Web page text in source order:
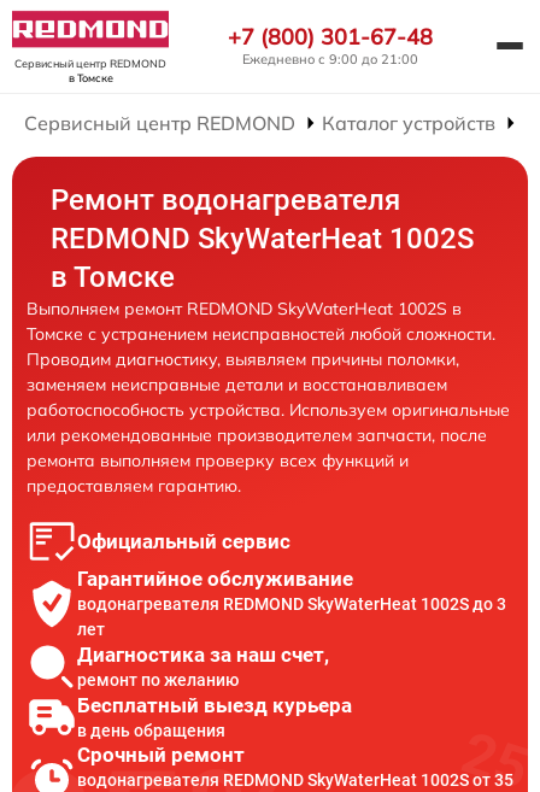
Сервисный центр REDMOND
в Томске
+7 (800) 301-67-48
Ежедневно с 9:00 до 21:00
Сервисный центр REDMOND Каталог устройств
Ремонт водонагревателя
REDMOND SkyWaterHeat 1002S
в Томске
Выполняем ремонт REDMOND SkyWaterHeat 1002S в
Томске с устранением неисправностей любой сложности.
Проводим диагностику, выявляем причины поломки,
заменяем неисправные детали и восстанавливаем
работоспособность устройства. Используем оригинальные
или рекомендованные производителем запчасти, после
ремонта выполняем проверку всех функций и
предоставляем гарантию.
Официальный сервис
Гарантийное обслуживание
водонагревателя REDMOND SkyWaterHeat 1002S до 3
лет
Диагностика за наш счет,
ремонт по желанию
Бесплатный выезд курьера
в день обращения
Срочный ремонт
водонагревателя REDMOND SkyWaterHeat 1002S от 35